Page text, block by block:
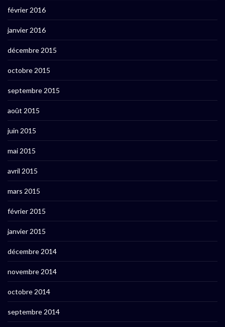
février 2016
janvier 2016
décembre 2015
octobre 2015
septembre 2015
août 2015
juin 2015
mai 2015
avril 2015
mars 2015
février 2015
janvier 2015
décembre 2014
novembre 2014
octobre 2014
septembre 2014